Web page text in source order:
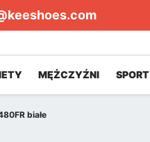
MĘŻCZYŹNI SPORT
białe